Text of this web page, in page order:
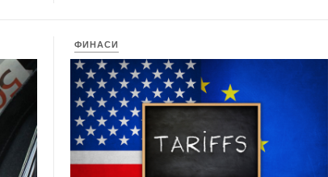
ФИНАСИ